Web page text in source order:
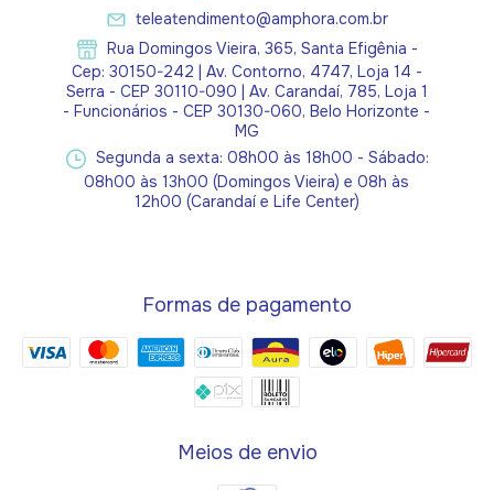
teleatendimento@amphora.com.br
Rua Domingos Vieira, 365, Santa Efigênia -
Cep: 30150-242 | Av. Contorno, 4747, Loja 14 -
Serra - CEP 30110-090 | Av. Carandaí, 785, Loja 1
- Funcionários - CEP 30130-060, Belo Horizonte -
MG
Segunda a sexta: 08h00 às 18h00 - Sábado:
08h00 às 13h00 (Domingos Vieira) e 08h às
12h00 (Carandaí e Life Center)
Formas de pagamento
Meios de envio